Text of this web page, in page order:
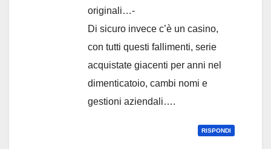
originali…-
Di sicuro invece c’è un casino,
con tutti questi fallimenti, serie
acquistate giacenti per anni nel
dimenticatoio, cambi nomi e
gestioni aziendali….
RISPONDI